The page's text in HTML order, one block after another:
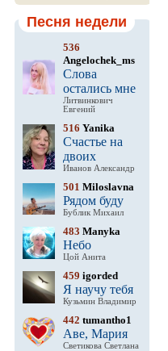
Песня недели
536
Angelochek_ms
Слова
остались мне
Литвинкович
Евгений
516 Yanika
Счастье на
двоих
Иванов Александр
501 Miloslavna
Рядом буду
Бублик Михаил
483 Manyka
Небо
Цой Анита
459 igorded
Я научу тебя
Кузьмин Владимир
442 tumantho1
Аве, Мария
Светикова Светлана